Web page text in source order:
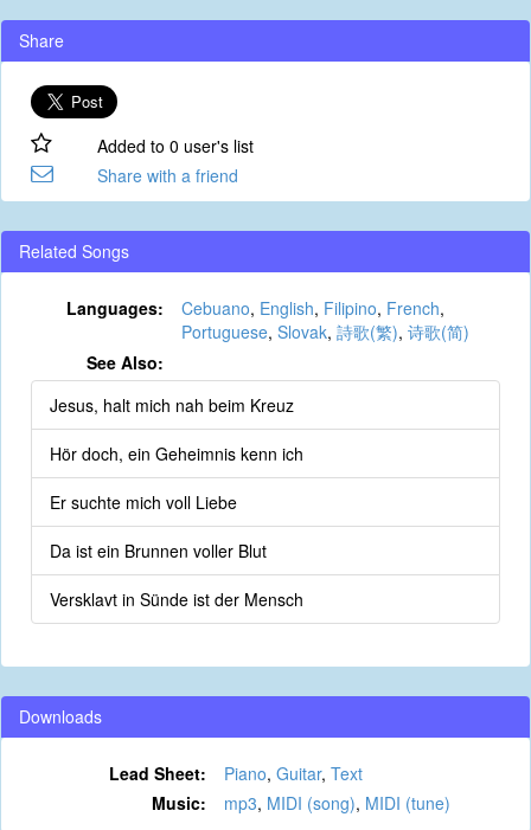
Share
Added to 0 user's list
Share with a friend
Related Songs
Languages: Cebuano, English, Filipino, French,
Portuguese, Slovak, 詩歌(繁), 诗歌(简)
See Also:
Jesus, halt mich nah beim Kreuz
Hör doch, ein Geheimnis kenn ich
Er suchte mich voll Liebe
Da ist ein Brunnen voller Blut
Versklavt in Sünde ist der Mensch
Downloads
Lead Sheet: Piano, Guitar, Text
Music:
mp3, MIDI (song), MIDI (tune)